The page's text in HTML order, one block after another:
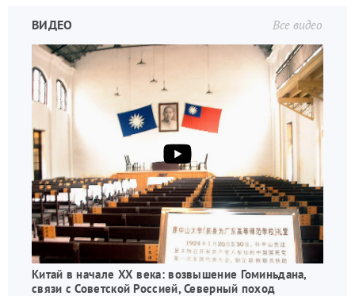
Все видео
ВИДЕО
Китай в начале XX века: возвышение Гоминьдана,
связи с Советской Россией, Северный поход